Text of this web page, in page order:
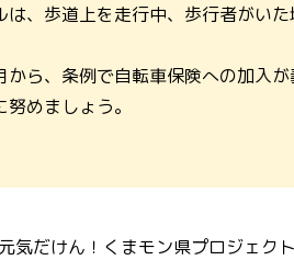
は、歩道上を走行中、歩行者がい
ら、条例で自転車保険への加入
めましょう。
気だけん！くまモン県プロジェ